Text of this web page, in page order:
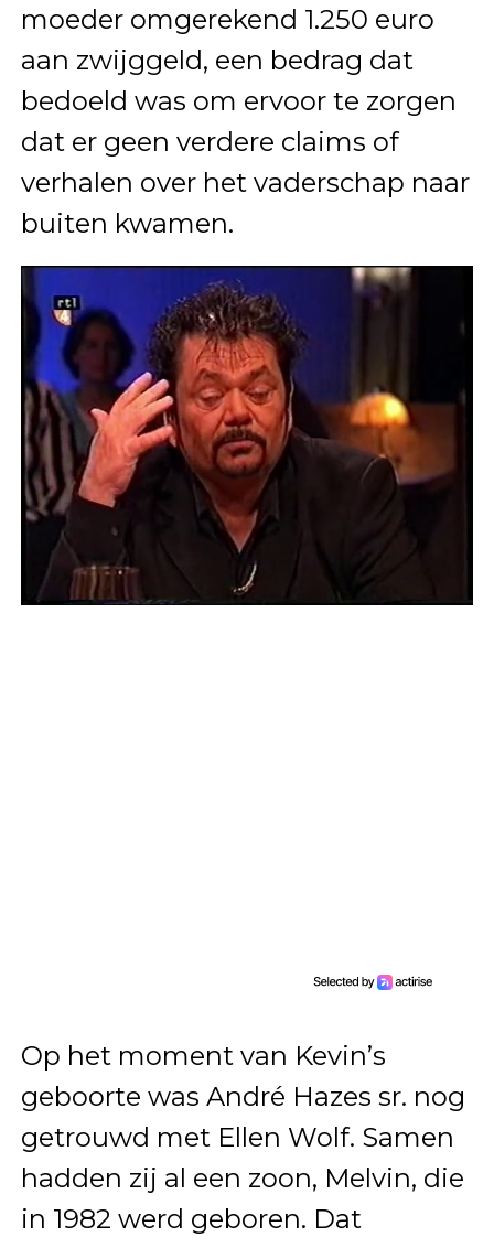
moeder omgerekend 1.250 euro
aan zwijggeld, een bedrag dat
bedoeld was om ervoor te zorgen
dat er geen verdere claims of
verhalen over het vaderschap naar
buiten kwamen.
Op het moment van Kevin’s
geboorte was André Hazes sr. nog
getrouwd met Ellen Wolf. Samen
hadden zij al een zoon, Melvin, die
in 1982 werd geboren. Dat